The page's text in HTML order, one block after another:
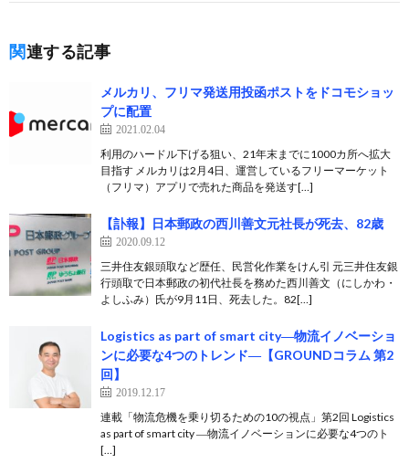
関連する記事
メルカリ、フリマ発送用投函ポストをドコモショッ
プに配置
2021.02.04
利用のハードル下げる狙い、21年末までに1000カ所へ拡大
目指す メルカリは2月4日、運営しているフリーマーケット
（フリマ）アプリで売れた商品を発送す[…]
【訃報】日本郵政の西川善文元社長が死去、82歳
2020.09.12
三井住友銀頭取など歴任、民営化作業をけん引 元三井住友銀
行頭取で日本郵政の初代社長を務めた西川善文（にしかわ・
よしふみ）氏が9月11日、死去した。82[…]
Logistics as part of smart city―物流イノベーショ
ンに必要な4つのトレンド―【GROUNDコラム 第2
回】
2019.12.17
連載「物流危機を乗り切るための10の視点」第2回 Logistics
as part of smart city ―物流イノベーションに必要な4つのト
[…]